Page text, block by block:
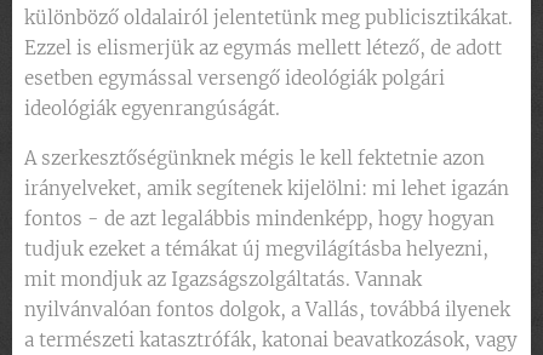
különböző oldalairól jelentetünk meg publicisztikákat.
Ezzel is elismerjük az egymás mellett létező, de adott
esetben egymással versengő ideológiák polgári
ideológiák egyenrangúságát.
A szerkesztőségünknek mégis le kell fektetnie azon
irányelveket, amik segítenek kijelölni: mi lehet igazán
fontos - de azt legalábbis mindenképp, hogy hogyan
tudjuk ezeket a témákat új megvilágításba helyezni,
mit mondjuk az Igazságszolgáltatás. Vannak
nyilvánvalóan fontos dolgok, a Vallás, továbbá ilyenek
a természeti katasztrófák, katonai beavatkozások, vagy